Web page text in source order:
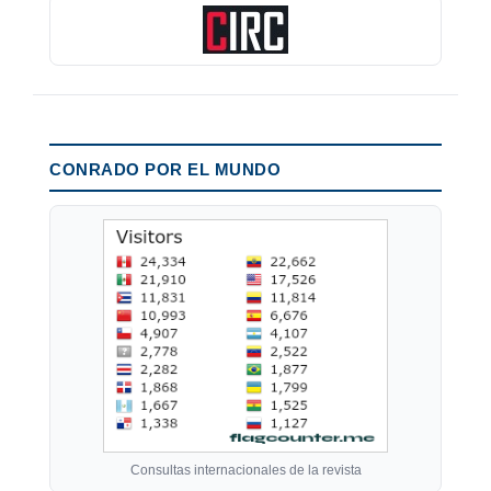
CONRADO POR EL MUNDO
Consultas internacionales de la revista